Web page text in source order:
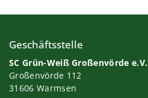
Geschäftsstelle
SC Grün-Weiß Großenvörde e.V.
Großenvörde 112
31606 Warmsen